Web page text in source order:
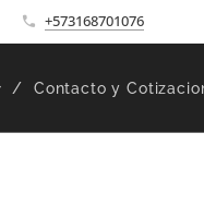
+573168701076
Contacto y